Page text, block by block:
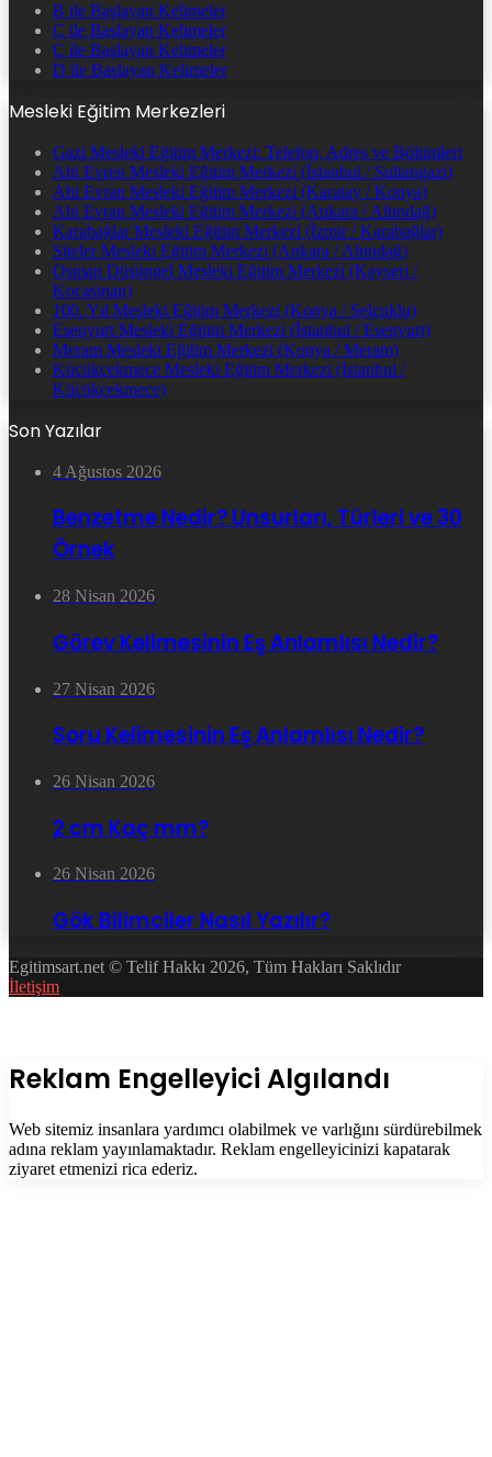
B ile Başlayan Kelimeler
C ile Başlayan Kelimeler
Ç ile Başlayan Kelimeler
D ile Başlayan Kelimeler
Mesleki Eğitim Merkezleri
Gazi Mesleki Eğitim Merkezi: Telefon, Adres ve Bölümleri
Ahi Evren Mesleki Eğitim Merkezi (İstanbul / Sultangazi)
Ahi Evran Mesleki Eğitim Merkezi (Karatay / Konya)
Ahi Evran Mesleki Eğitim Merkezi (Ankara / Altındağ)
Karabağlar Mesleki Eğitim Merkezi (İzmir / Karabağlar)
Siteler Mesleki Eğitim Merkezi (Ankara / Altındağ)
Osman Düşüngel Mesleki Eğitim Merkezi (Kayseri /
Kocasinan)
100. Yıl Mesleki Eğitim Merkezi (Konya / Selçuklu)
Esenyurt Mesleki Eğitim Merkezi (İstanbul / Esenyurt)
Meram Mesleki Eğitim Merkezi (Konya / Meram)
Küçükçekmece Mesleki Eğitim Merkezi (İstanbul /
Küçükçekmece)
Son Yazılar
4 Ağustos 2026
Benzetme Nedir? Unsurları, Türleri ve 30
Örnek
28 Nisan 2026
Görev Kelimesinin Eş Anlamlısı Nedir?
27 Nisan 2026
Soru Kelimesinin Eş Anlamlısı Nedir?
26 Nisan 2026
2 cm Kaç mm?
26 Nisan 2026
Gök Bilimciler Nasıl Yazılır?
Egitimsart.net © Telif Hakkı 2026, Tüm Hakları Saklıdır
İletişim
Kapalı
Reklam Engelleyici Algılandı
Web sitemiz insanlara yardımcı olabilmek ve varlığını sürdürebilmek
adına reklam yayınlamaktadır. Reklam engelleyicinizi kapatarak
ziyaret etmenizi rica ederiz.